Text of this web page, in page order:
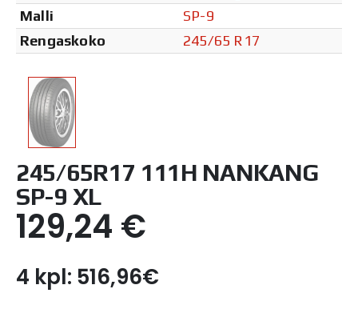
Malli
SP-9
Rengaskoko
245/65 R17
245/65R17 111H NANKANG
SP-9 XL
129,24 €
4 kpl: 516,96€